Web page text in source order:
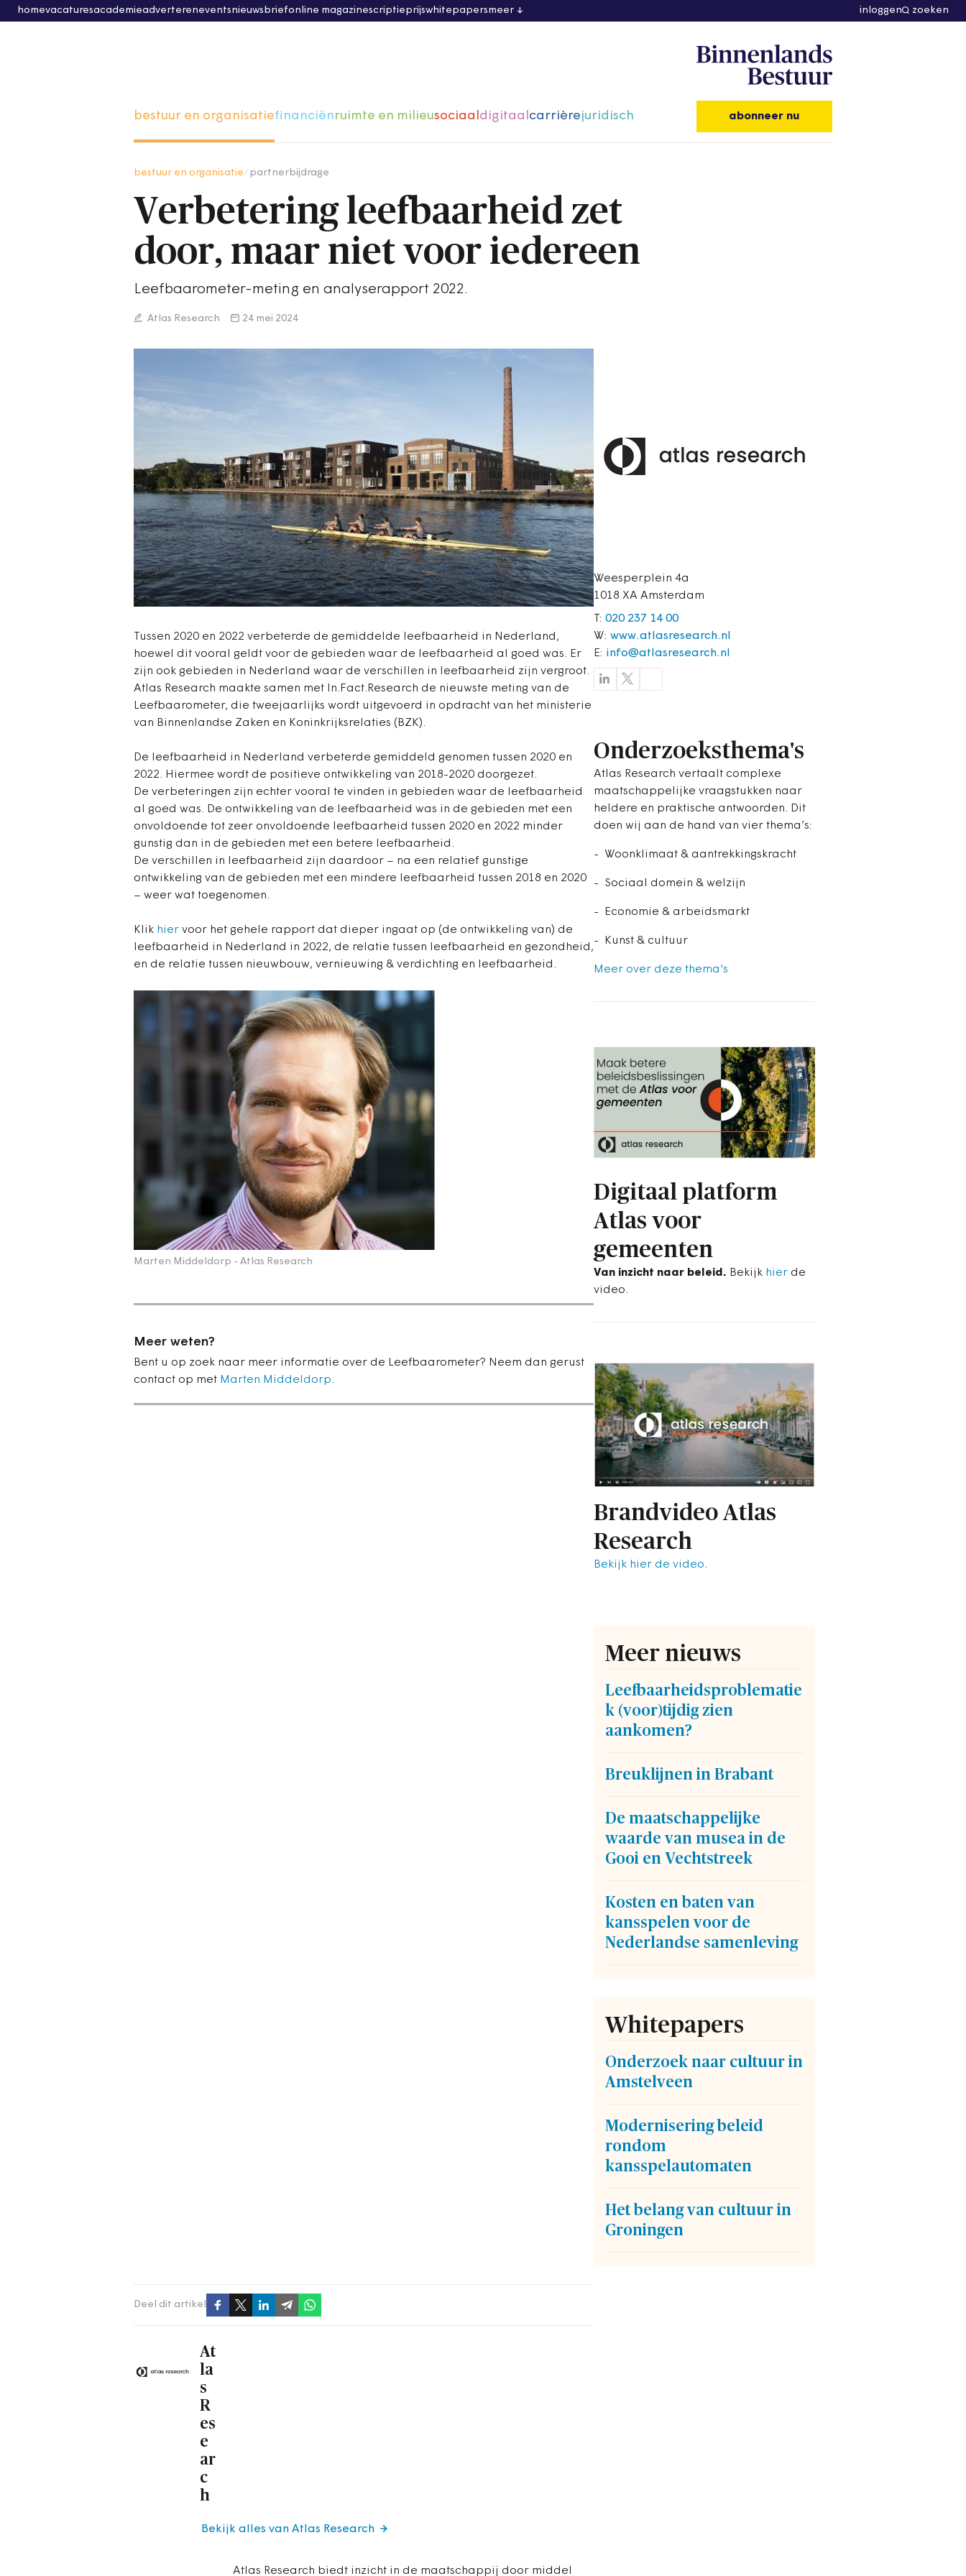
homevacaturesacademieadvertereneventsnieuwsbriefonline magazinescriptieprijswhitepapersmeer inloggen zoeken
bestuur en organisatiefinanciënruimte en milieusociaaldigitaalcarrièrejuridisch abonneer nu
bestuur en organisatie partnerbijdrage
Verbetering leefbaarheid zet
door, maar niet voor iedereen
Leefbaarometer-meting en analyserapport 2022.
Atlas Research 24 mei 2024
Tussen 2020 en 2022 verbeterde de gemiddelde leefbaarheid in Nederland,
hoewel dit vooral geldt voor de gebieden waar de leefbaarheid al goed was. Er
zijn ook gebieden in Nederland waar de verschillen in leefbaarheid zijn vergroot.
Atlas Research maakte samen met In.Fact.Research de nieuwste meting van de
Leefbaarometer, die tweejaarlijks wordt uitgevoerd in opdracht van het ministerie
van Binnenlandse Zaken en Koninkrijksrelaties (BZK).
De leefbaarheid in Nederland verbeterde gemiddeld genomen tussen 2020 en
2022. Hiermee wordt de positieve ontwikkeling van 2018-2020 doorgezet.
De verbeteringen zijn echter vooral te vinden in gebieden waar de leefbaarheid
al goed was. De ontwikkeling van de leefbaarheid was in de gebieden met een
onvoldoende tot zeer onvoldoende leefbaarheid tussen 2020 en 2022 minder
gunstig dan in de gebieden met een betere leefbaarheid.
De verschillen in leefbaarheid zijn daardoor – na een relatief gunstige
ontwikkeling van de gebieden met een mindere leefbaarheid tussen 2018 en 2020
– weer wat toegenomen.
Klik hier voor het gehele rapport dat dieper ingaat op (de ontwikkeling van) de
leefbaarheid in Nederland in 2022, de relatie tussen leefbaarheid en gezondheid,
en de relatie tussen nieuwbouw, vernieuwing & verdichting en leefbaarheid.
Marten Middeldorp - Atlas Research
Meer weten?
Bent u op zoek naar meer informatie over de Leefbaarometer? Neem dan gerust
contact op met Marten Middeldorp.
Weesperplein 4a
1018 XA Amsterdam
T: 020 237 14 00
W: www.atlasresearch.nl
E: info@atlasresearch.nl
Onderzoeksthema's
Atlas Research vertaalt complexe
maatschappelijke vraagstukken naar
heldere en praktische antwoorden. Dit
doen wij aan de hand van vier thema’s:
- Woonklimaat & aantrekkingskracht
- Sociaal domein & welzijn
- Economie & arbeidsmarkt
- Kunst & cultuur
Meer over deze thema's
Digitaal platform
Atlas voor
gemeenten
Van inzicht naar beleid. Bekijk hier de
video.
Brandvideo Atlas
Research
Bekijk hier de video.
Meer nieuws
Leefbaarheidsproblematie
k (voor)tijdig zien
aankomen?
Breuklijnen in Brabant
De maatschappelijke
waarde van musea in de
Gooi en Vechtstreek
Kosten en baten van
kansspelen voor de
Nederlandse samenleving
Whitepapers
Onderzoek naar cultuur in
Amstelveen
Modernisering beleid
rondom
kansspelautomaten
Het belang van cultuur in
Groningen
Deel dit artikel
At
la
s
R
es
e
ar
c
h
Atlas Research biedt inzicht in de maatschappij door middel
Bekijk alles van Atlas Research